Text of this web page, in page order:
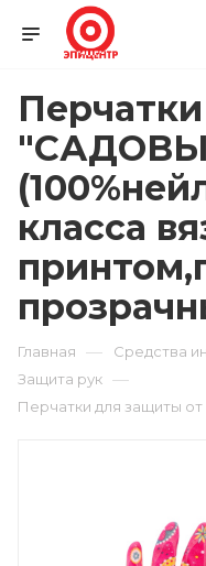
Перчатки
класса
Главная — Средства
Защита рук —
Перчатки для защиты